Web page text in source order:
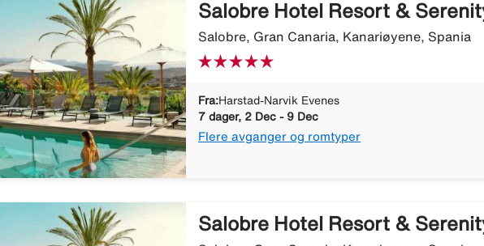
Salobre Hotel Resort &
Salobre, Gran Canaria, Kanariøyene, Spania
Fra:Harstad-Narvik Evenes
7 dager, 2 Dec - 9 Dec
Flere avganger og romtyper
Salobre Hotel Resort &